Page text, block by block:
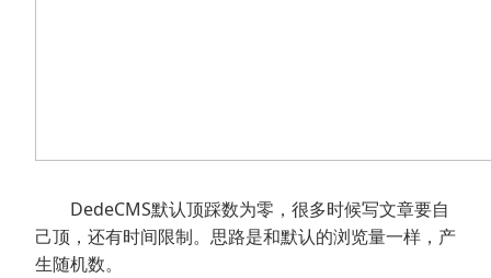
DedeCMS默认顶踩数为零，很多时候写文章要自
己顶，还有时间限制。思路是和默认的浏览量一样，产
生随机数。